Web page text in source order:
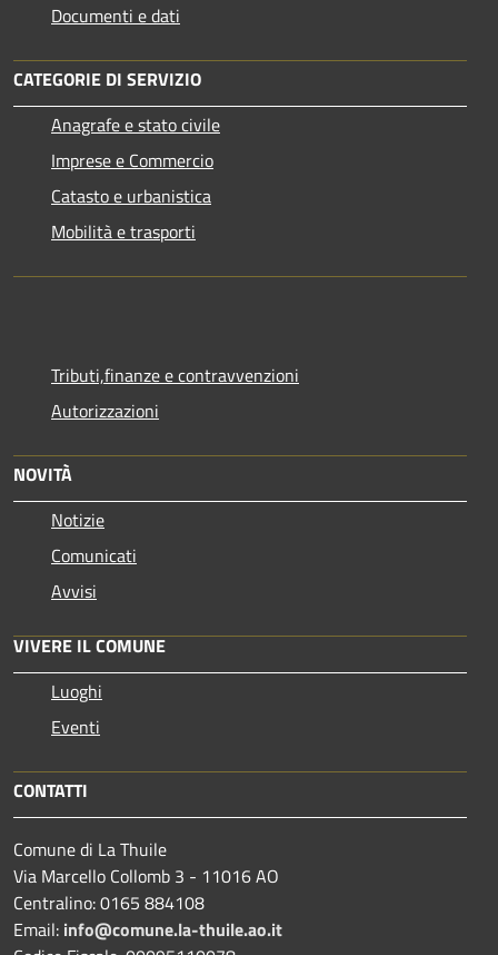
Documenti e dati
CATEGORIE DI SERVIZIO
Anagrafe e stato civile
Imprese e Commercio
Catasto e urbanistica
Mobilità e trasporti
Tributi,finanze e contravvenzioni
Autorizzazioni
NOVITÀ
Notizie
Comunicati
Avvisi
VIVERE IL COMUNE
Luoghi
Eventi
CONTATTI
Comune di La Thuile
Via Marcello Collomb 3 - 11016 AO
Centralino: 0165 884108
Email: info@comune.la-thuile.ao.it